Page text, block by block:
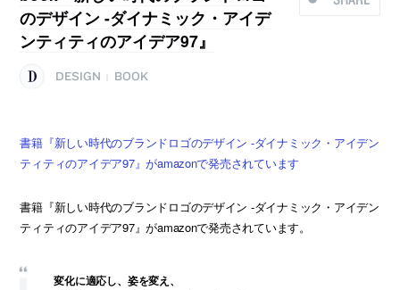
のデザイン -ダイナミック・アイデ
ンティティのアイデア97』
DESIGN BOOK
書籍『新しい時代のブランドロゴのデザイン -ダイナミック・アイデン
ティティのアイデア97』がamazonで発売されています
書籍『新しい時代のブランドロゴのデザイン -ダイナミック・アイデン
ティティのアイデア97』がamazonで発売されています。
変化に適応し、姿を変え、